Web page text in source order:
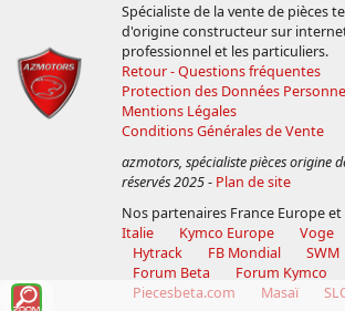
Spécialiste de la vente de pièces
d'origine constructeur sur
professionnel et les particuliers.
Retour - Questions fréquentes
Protection des Données
Mentions Légales
Conditions Générales de Vente
azmotors, spécialiste pièces origine
réservés 2025- Plan de site
Nos partenaires France Europe
Italie
Kymco Europe Voge
Hytrack
FB Mondial SWM
Forum Beta
Forum Kymco
Piecesbeta.com
Masaï
Voir